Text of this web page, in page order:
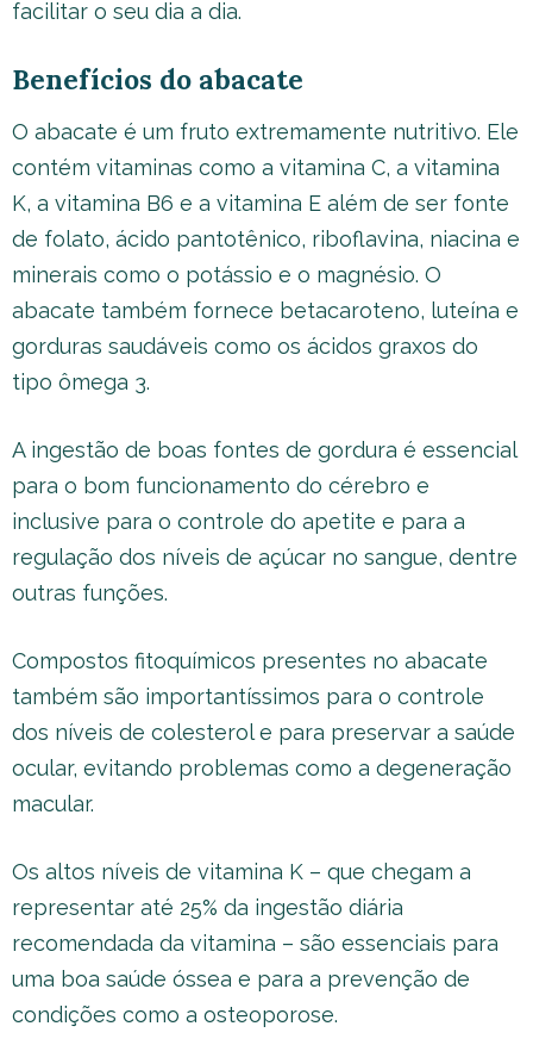
facilitar o seu dia a dia.
Benefícios do abacate
O abacate é um fruto extremamente nutritivo. Ele
contém vitaminas como a vitamina C, a vitamina
K, a vitamina B6 e a vitamina E além de ser fonte
de folato, ácido pantotênico, riboflavina, niacina e
minerais como o potássio e o magnésio. O
abacate também fornece betacaroteno, luteína e
gorduras saudáveis como os ácidos graxos do
tipo ômega 3.
A ingestão de boas fontes de gordura é essencial
para o bom funcionamento do cérebro e
inclusive para o controle do apetite e para a
regulação dos níveis de açúcar no sangue, dentre
outras funções.
Compostos fitoquímicos presentes no abacate
também são importantíssimos para o controle
dos níveis de colesterol e para preservar a saúde
ocular, evitando problemas como a degeneração
macular.
Os altos níveis de vitamina K – que chegam a
representar até 25% da ingestão diária
recomendada da vitamina – são essenciais para
uma boa saúde óssea e para a prevenção de
condições como a osteoporose.